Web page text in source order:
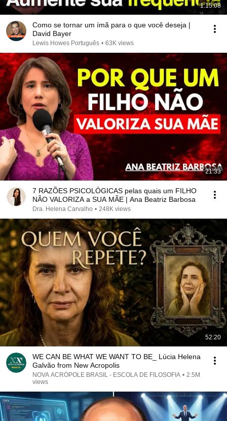
1:15:08
Como se tornar um ímã para o que você deseja |
David Bayer
Lewis Howes Português • 63K views
21:33
7 RAZÕES PSICOLÓGICAS pelas quais um FILHO
NÃO VALORIZA a SUA MÃE | Ana Beatriz Barbosa
Dra. Helena Carvalho • 248K views
52:20
WE CAN BE WHAT WE WANT TO BE_ Lúcia Helena
Galvão from New Acropolis
NOVA ACRÓPOLE BRASIL - ESCOLA DE FILOSOFIA • 2.5M
views